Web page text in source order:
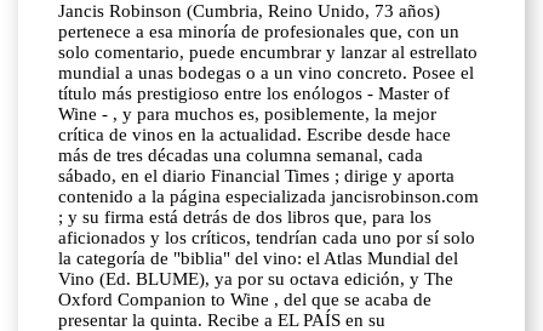
Jancis Robinson (Cumbria, Reino Unido, 73 años)
pertenece a esa minoría de profesionales que, con un
solo comentario, puede encumbrar y lanzar al estrellato
mundial a unas bodegas o a un vino concreto. Posee el
título más prestigioso entre los enólogos - Master of
Wine - , y para muchos es, posiblemente, la mejor
crítica de vinos en la actualidad. Escribe desde hace
más de tres décadas una columna semanal, cada
sábado, en el diario Financial Times ; dirige y aporta
contenido a la página especializada jancisrobinson.com
; y su firma está detrás de dos libros que, para los
aficionados y los críticos, tendrían cada uno por sí solo
la categoría de "biblia" del vino: el Atlas Mundial del
Vino (Ed. BLUME), ya por su octava edición, y The
Oxford Companion to Wine , del que se acaba de
presentar la quinta. Recibe a EL PAÍS en su